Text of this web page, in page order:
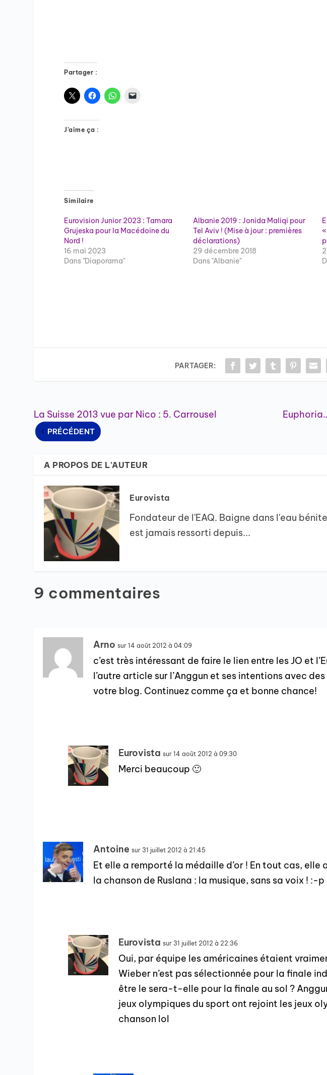
Partager :
J’aime ça :
Similaire
Eurovision Junior 2023 : Tamara
Grujeska pour la Macédoine du
Nord !
16 mai 2023
Dans "Diaporama"
Albanie 2019 : Jonida Maliqi pour
Tel Aviv ! (Mise à jour : premières
déclarations)
29 décembre 2018
Dans "Albanie"
PARTAGER:
La Suisse 2013 vue par Nico : 5. Carrousel
PRÉCÉDENT
A PROPOS DE L'AUTEUR
Eurovista
Fondateur de l'EAQ. Baigne dans l'eau
est jamais ressorti depuis...
9 commentaires
Arno sur 14 août 2012 à 04:09
c’est très intéressant de faire le lien entre les JO et
l’autre article sur l’Anggun et ses intentions avec des
votre blog. Continuez comme ça et bonne chance!
Eurovista sur 14 août 2012 à 09:30
Merci beaucoup 🙂
Antoine sur 31 juillet 2012 à 21:45
Et elle a remporté la médaille d’or ! En tout cas, elle
la chanson de Ruslana : la musique, sans sa voix ! :-p
Eurovista sur 31 juillet 2012 à 22:36
Oui, par équipe les américaines étaient
Wieber n’est pas sélectionnée pour la finale
être le sera-t-elle pour la finale au sol ?
jeux olympiques du sport ont rejoint les jeux
chanson lol